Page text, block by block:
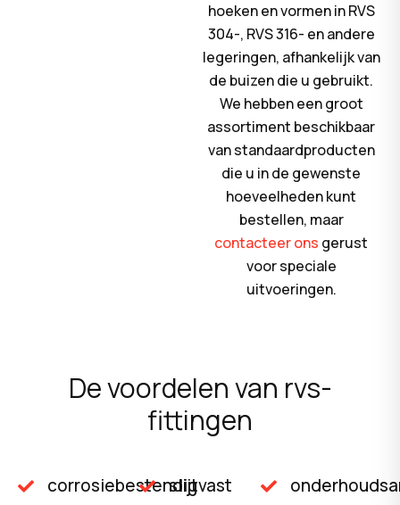
hoeken en vormen in RVS
304-, RVS 316- en andere
legeringen, afhankelijk van
de buizen die u gebruikt.
We hebben een groot
assortiment beschikbaar
van standaardproducten
die u in de gewenste
hoeveelheden kunt
bestellen, maar
contacteer ons gerust
voor speciale
uitvoeringen.
De voordelen van rvs-
fittingen
corrosiebestendigslijtvast